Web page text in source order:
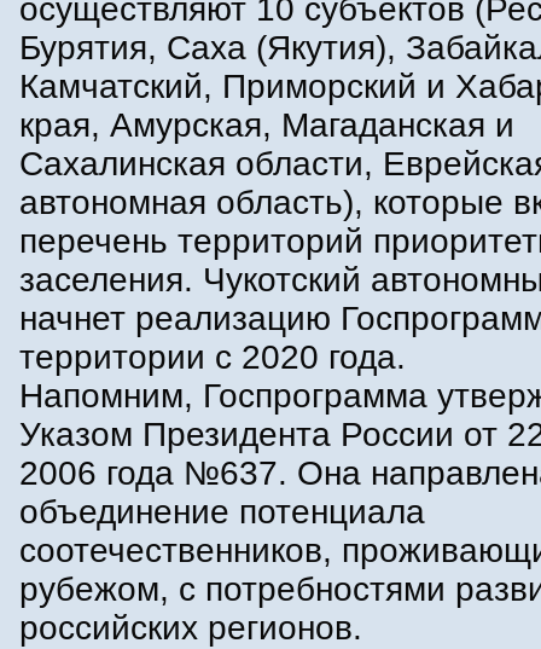
осуществляют 10 субъектов
Бурятия, Саха (Якутия),
Камчатский, Приморский и
края, Амурская, Магаданская и
Сахалинская области,
автономная область), которые
перечень территорий
заселения. Чукотский
начнет реализацию
территории с 2020 года.
Напомним, Госпрограмма
Указом Президента России от
2006 года №637. Она
объединение потенциала
соотечественников,
рубежом, с потребностями
российских регионов.